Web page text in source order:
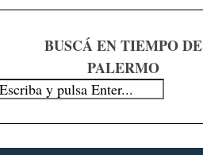
BUSCÁ EN TIEMPO DE
PALERMO